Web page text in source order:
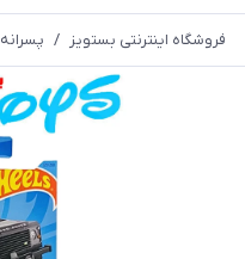
فروشگاه اینترنتی بستویز / پسرانه